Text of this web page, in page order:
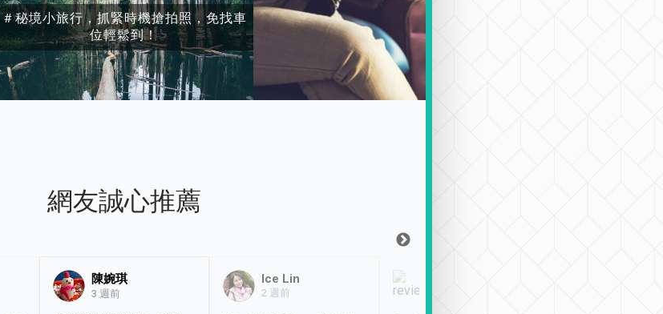
＃秘境小旅行，抓緊時機搶拍照，免找車
位輕鬆到！
網友誠心推薦
陳婉琪
3 週前
Ice Lin
2 週前